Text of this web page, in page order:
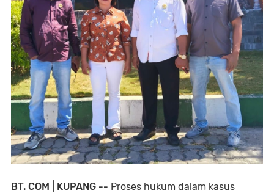
BT. COM | KUPANG -- Proses hukum dalam kasus